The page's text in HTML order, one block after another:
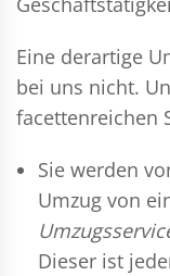
Eine derartige
bei uns nicht.
facettenreichen
Sie werden
Umzug von
Dieser ist